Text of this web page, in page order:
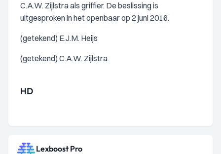
C.A.W. Zijlstra als griffier. De beslissing is
uitgesproken in het openbaar op 2 juni 2016.
(getekend) E.J.M. Heijs
(getekend) C.A.W. Zijlstra
HD
Lexboost Pro